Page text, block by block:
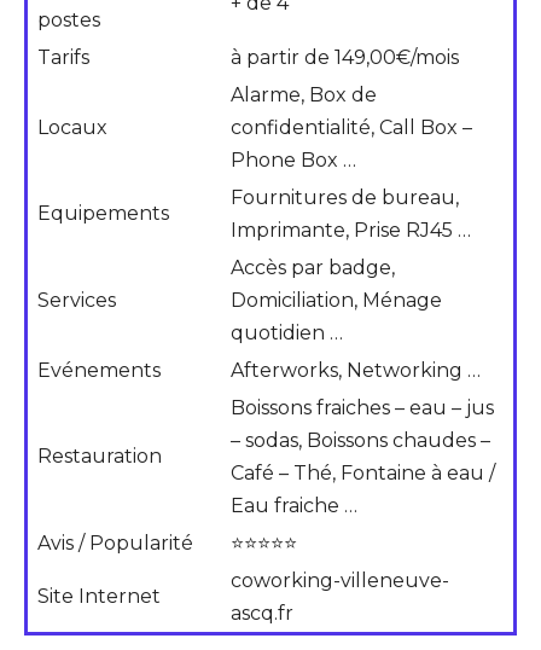
postes
Tarifs à partir de 149,00€/mois
Locaux
Alarme, Box de
confidentialité, Call Box –
Phone Box …
Equipements
Fournitures de bureau,
Imprimante, Prise RJ45 …
Services
Accès par badge,
Domiciliation, Ménage
quotidien …
Evénements
Afterworks, Networking …
Restauration
Boissons fraiches – eau – jus
– sodas, Boissons chaudes –
Café – Thé, Fontaine à eau /
Eau fraiche …
Avis / Popularité
⭐⭐⭐⭐⭐
Site Internet
coworking-villeneuve-
ascq.fr